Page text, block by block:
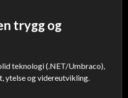
trygg og
teknologi (.NET/Umbraco),
ytelse og videreutvikling.